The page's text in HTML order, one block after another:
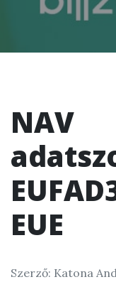
NAV
EUE
Szerző: Katona